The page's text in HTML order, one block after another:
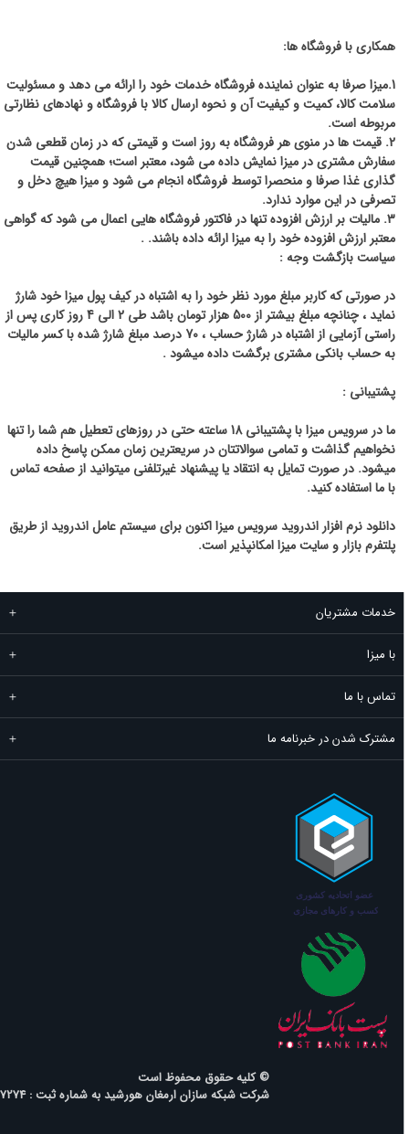
همکاری با فروشگاه ها:
1.میزا صرفا به عنوان نماینده فروشگاه خدمات خود را ارائه می دهد و مسئولیت
سلامت کالا، کمیت و کیفیت آن و نحوه ارسال کالا با فروشگاه و نهادهای نظارتی
مربوطه است.
2. قیمت ها در منوی هر فروشگاه به روز است و قیمتی که در زمان قطعی شدن
سفارش مشتری در میزا نمایش داده می شود، معتبر است؛ همچنین قیمت
گذاری غذا صرفا و منحصرا توسط فروشگاه انجام می شود و میزا هیچ دخل و
تصرفی در این موارد ندارد.
3. مالیات بر ارزش افزوده تنها در فاکتور فروشگاه هایی اعمال می شود که گواهی
معتبر ارزش افزوده خود را به میزا ارائه داده باشند. .
سیاست بازگشت وجه :
در صورتی که کاربر مبلغ مورد نظر خود را به اشتباه در کیف پول میزا خود شارژ
نماید ، چنانچه مبلغ بیشتر از 500 هزار تومان باشد طی 2 الی 4 روز کاری پس از
راستی آزمایی از اشتباه در شارژ حساب ، 70 درصد مبلغ شارژ شده با کسر مالیات
به حساب بانکی مشتری برگشت داده میشود .
پشتیبانی :
ما در سرویس میزا با پشتیبانی 18 ساعته حتی در روزهای تعطیل هم شما را تنها
نخواهیم گذاشت و تمامی سوالاتتان در سریعترین زمان ممکن پاسخ داده
میشود. در صورت تمایل به انتقاد یا پیشنهاد غیرتلفنی میتوانید از صفحه تماس
با ما استفاده کنید.
دانلود نرم افزار اندروید سرویس میزا اکنون برای سیستم عامل اندروید از طریق
پلتفرم بازار و سایت میزا امکانپذیر است.
خدمات مشتریان
با میزا
تماس با ما
مشترک شدن در خبرنامه ما
© کلیه حقوق محفوظ است
شرکت شبکه سازان ارمغان هورشید به شماره ثبت : 7274